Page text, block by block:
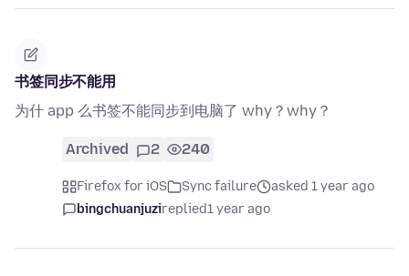
书签同步不能用
为什 app 么书签不能同步到电脑了 why？why？
Archived 2 240
Firefox for iOS Sync failure
asked 1 year ago
bingchuanjuzireplied1 year ago